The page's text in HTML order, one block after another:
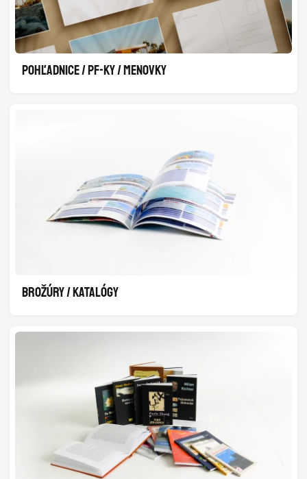
POHĽADNICE / PF-KY / MENOVKY
BROŽÚRY / KATALÓGY